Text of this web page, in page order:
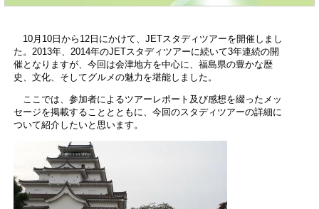
10月10日から12日にかけて、JETスタディツアーを開催しまし
た。2013年、2014年のJETスタディツアーに続いて3年連続の開
催となりますが、今回は会津地方を中心に、福島県の豊かな歴
史、文化、そしてグルメの魅力を堪能しました。
ここでは、参加者によるツアーレポート及び感想を綴ったメッ
セージを掲載することとともに、今回のスタディツアーの詳細に
ついて紹介したいと思います。